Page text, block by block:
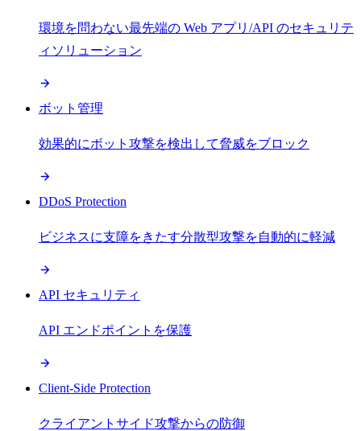
環境を問わない最先端の Web アプリ/API のセキュリテ
ィソリューション
ボット管理
効果的にボット攻撃を検出して脅威をブロック
DDoS Protection
ビジネスに支障をきたす分散型攻撃を自動的に軽減
API セキュリティ
API エンドポイントを保護
Client-Side Protection
クライアントサイド攻撃からの防御